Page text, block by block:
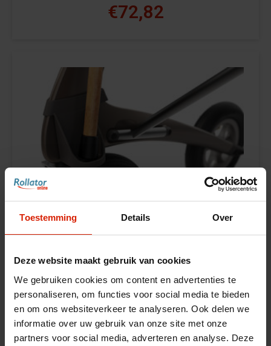
Toestemming Details Over
Deze website maakt gebruik van cookies
We gebruiken cookies om content en advertenties te
personaliseren, om functies voor social media te bieden
en om ons websiteverkeer te analyseren. Ook delen we
informatie over uw gebruik van onze site met onze
partners voor social media, adverteren en analyse. Deze
€72,82
Soporte de bastón